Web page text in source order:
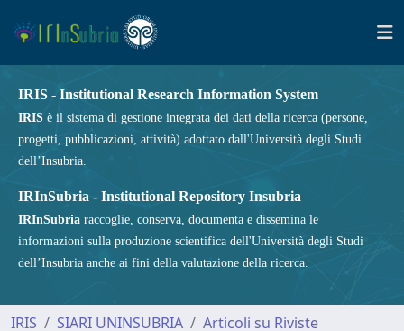
IRIS - Institutional Research Information System
IRIS è il sistema di gestione integrata dei dati della ricerca (persone,
progetti, pubblicazioni, attività) adottato dall'Università degli Studi
dell’Insubria.
IRInSubria - Institutional Repository Insubria
IRInSubria raccoglie, conserva, documenta e dissemina le
informazioni sulla produzione scientifica dell'Università degli Studi
dell’Insubria anche ai fini della valutazione della ricerca.
IRIS SIARI UNINSUBRIA
Articoli su Riviste